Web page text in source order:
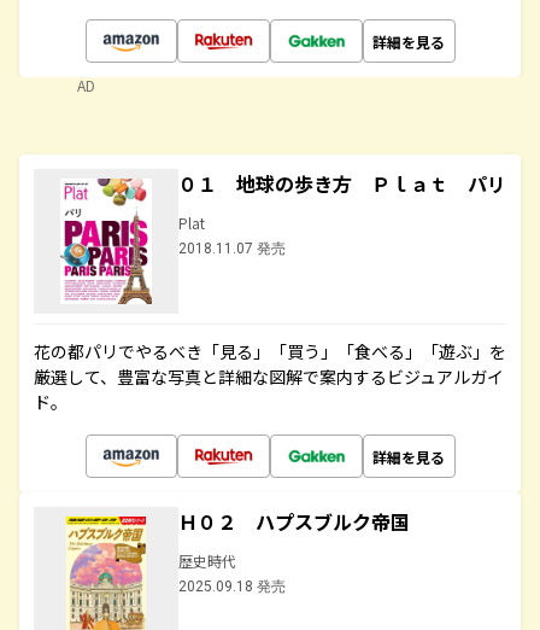
詳細を見る
AD
０１ 地球の歩き方 Ｐｌａｔ パリ
Plat
2018.11.07 発売
花の都パリでやるべき「見る」「買う」「食べる」「遊ぶ」を
厳選して、豊富な写真と詳細な図解で案内するビジュアルガイ
ド。
詳細を見る
Ｈ０２ ハプスブルク帝国
歴史時代
2025.09.18 発売